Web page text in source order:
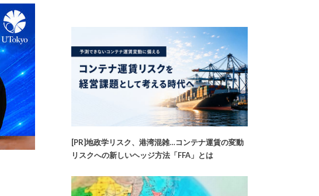
[PR]地政学リスク、港湾混雑…コンテナ運賃の変動
リスクへの新しいヘッジ方法「FFA」とは